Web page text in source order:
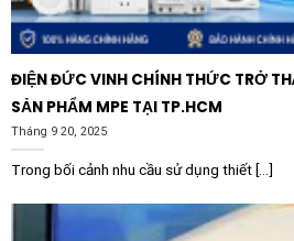
siết lại ốc định kỳ hàng năm, tiết
đáng kể.
Tích hợp hệ thống bypass nội bộ
hoàn thành quá trình khởi động
điều chỉnh điện áp dốc tăng dần,
bên trong sẽ tự động kích hoạt
dẫn. Chức năng này giúp giảm
trạng thái vận hành ổn định
ĐIỆN ĐỨC VINH CHÍNH THỨC TRỞ
SẢN PHẨM MPE TẠI TP.HCM
Tháng 9 20, 2025
Trong bối cảnh nhu cầu sử dụng thiết [...]